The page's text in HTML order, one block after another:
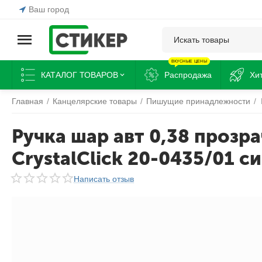
Ваш город
КАТАЛОГ ТОВАРОВ Распродажа
ВКУСНЫЕ ЦЕНЫ
Главная / Канцелярские товары / Пишущие принадлежности /
Ручка шар авт 0,38
CrystalClick 20-0435/01
Написать отзыв